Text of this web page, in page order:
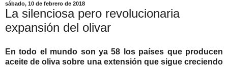
sábado, 10 de febrero de 2018
La silenciosa pero revolucionaria
expansión del olivar
En todo el mundo son ya 58 los países que producen
aceite de oliva sobre una extensión que sigue creciendo